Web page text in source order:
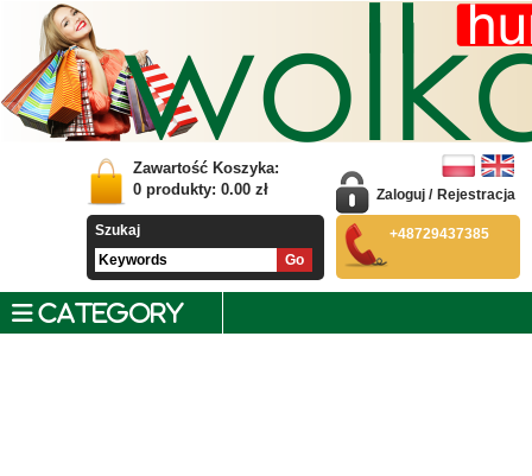
Zawartość Koszyka:
0 produkty: 0.00 zł
Szukaj
Zaloguj / Rejestracja
+48729437385
CATEGORY